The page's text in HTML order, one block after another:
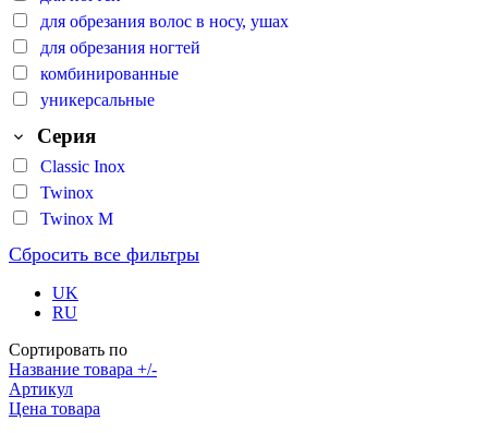
для обрезания волос в носу, ушах
для обрезания ногтей
комбинированные
уникерсальные
Серия
Classic Inox
Twinox
Twinox M
Сбросить все фильтры
UK
RU
Сортировать по
Название товара +/-
Артикул
Цена товара